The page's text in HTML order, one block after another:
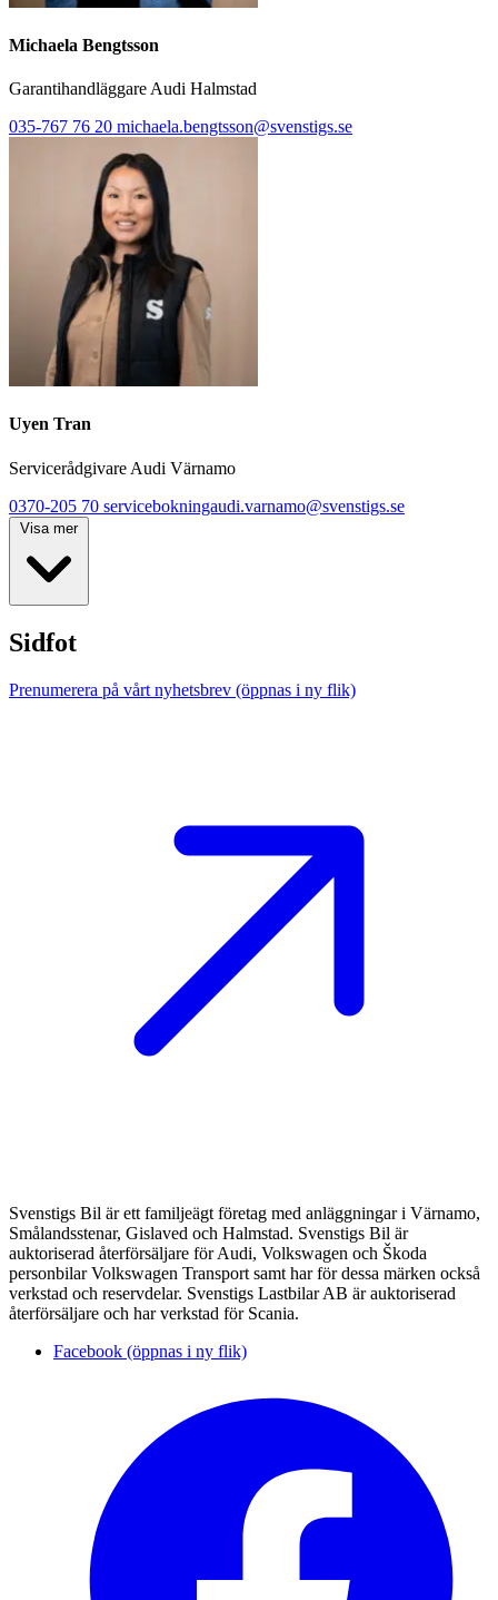
Michaela Bengtsson
Garantihandläggare Audi Halmstad
035-767 76 20 michaela.bengtsson@svenstigs.se
Uyen Tran
Servicerådgivare Audi Värnamo
0370-205 70 servicebokningaudi.varnamo@svenstigs.se
Visa mer
Sidfot
Prenumerera på vårt nyhetsbrev (öppnas i ny flik)
Svenstigs Bil är ett familjeägt företag med anläggningar i Värnamo,
Smålandsstenar, Gislaved och Halmstad. Svenstigs Bil är
auktoriserad återförsäljare för Audi, Volkswagen och Škoda
personbilar Volkswagen Transport samt har för dessa märken också
verkstad och reservdelar. Svenstigs Lastbilar AB är auktoriserad
återförsäljare och har verkstad för Scania.
Facebook (öppnas i ny flik)